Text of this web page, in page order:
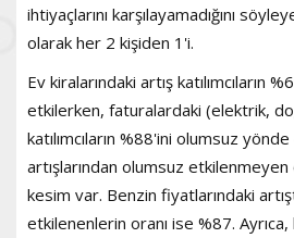
ihtiyaçlarını karşılayamadığını
olarak her 2 kişiden 1'i.
Ev kiralarındaki artış katılımcıların
etkilerken, faturalardaki (elektrik,
katılımcıların %88'ini olumsuz
artışlarından olumsuz etkilenmeyen
kesim var. Benzin fiyatlarındaki
etkilenenlerin oranı ise %87. Ayrıca,